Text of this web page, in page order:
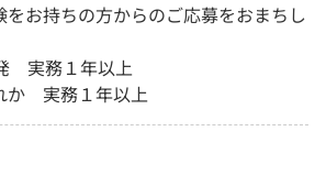
をお持ちの方からのご応募をおまちし
実務１年以上
か 実務１年以上